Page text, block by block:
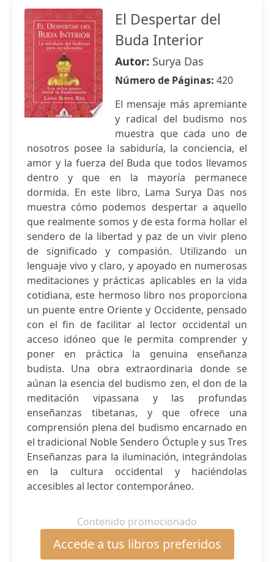
El Despertar del
Buda Interior
Autor: Surya Das
Número de Páginas: 420
El mensaje más apremiante
y radical del budismo nos
muestra que cada uno de
nosotros posee la sabiduría, la conciencia, el
amor y la fuerza del Buda que todos llevamos
dentro y que en la mayoría permanece
dormida. En este libro, Lama Surya Das nos
muestra cómo podemos despertar a aquello
que realmente somos y de esta forma hollar el
sendero de la libertad y paz de un vivir pleno
de significado y compasión. Utilizando un
lenguaje vivo y claro, y apoyado en numerosas
meditaciones y prácticas aplicables en la vida
cotidiana, este hermoso libro nos proporciona
un puente entre Oriente y Occidente, pensado
con el fin de facilitar al lector occidental un
acceso idóneo que le permita comprender y
poner en práctica la genuina enseñanza
budista. Una obra extraordinaria donde se
aúnan la esencia del budismo zen, el don de la
meditación vipassana y las profundas
enseñanzas tibetanas, y que ofrece una
comprensión plena del budismo encarnado en
el tradicional Noble Sendero Óctuple y sus Tres
Enseñanzas para la iluminación, integrándolas
en la cultura occidental y haciéndolas
accesibles al lector contemporáneo.
Contenido promocionado
Accede a tus libros preferidos